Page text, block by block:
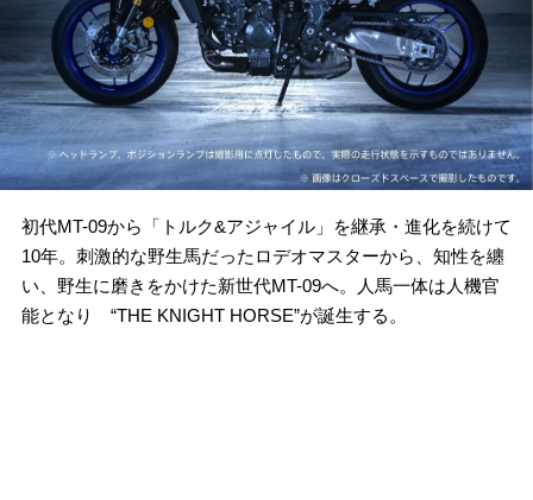
初代MT-09から「トルク&アジャイル」を継承・進化を続けて
10年。刺激的な野生馬だったロデオマスターから、知性を纏
い、野生に磨きをかけた新世代MT-09へ。人馬一体は人機官
能となり “THE KNIGHT HORSE”が誕生する。